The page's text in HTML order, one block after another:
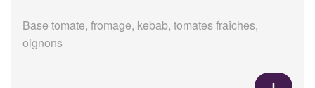
Base tomate, fromage, kebab, tomates fraîches,
oignons